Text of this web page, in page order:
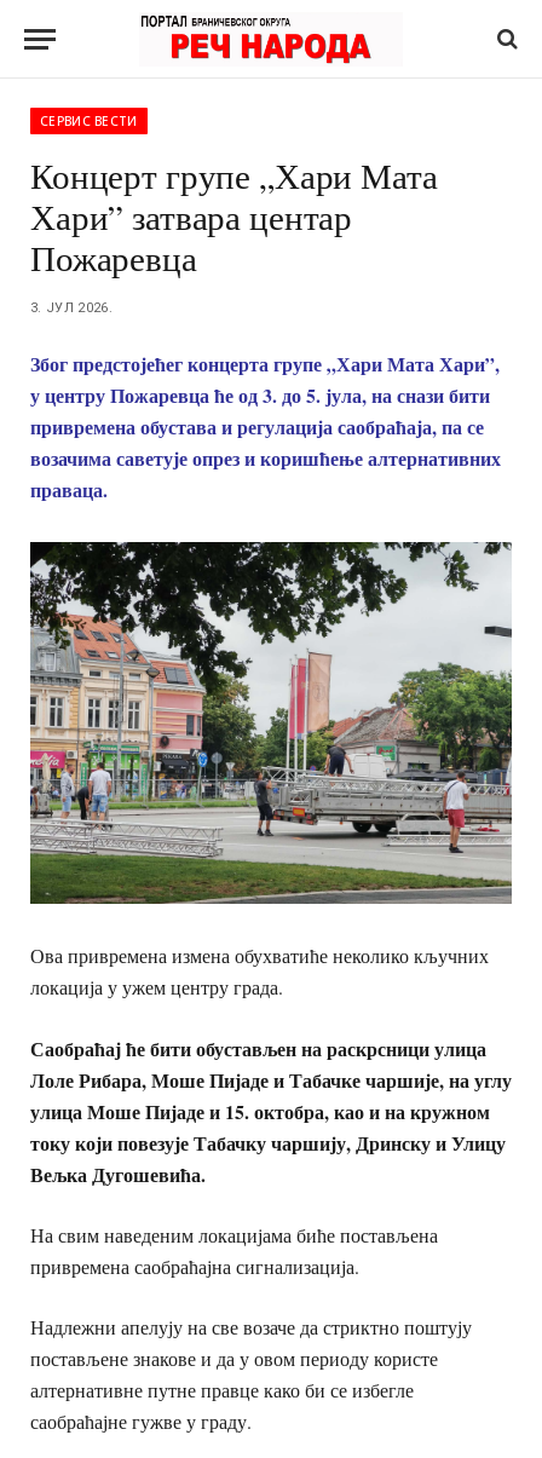
СЕРВИС ВЕСТИ
Концерт групе „Хари Мата
Хари” затвара центар
Пожаревца
3. ЈУЛ 2026.
Због предстојећег концерта групе „Хари Мата Хари”,
у центру Пожаревца ће од 3. до 5. јула, на снази бити
привремена обустава и регулација саобраћаја, па се
возачима саветује опрез и коришћење алтернативних
праваца.
Ова привремена измена обухватиће неколико кључних
локација у ужем центру града.
Саобраћај ће бити обустављен на раскрсници улица
Лоле Рибара, Моше Пијаде и Табачке чаршије, на углу
улица Моше Пијаде и 15. октобра, као и на кружном
току који повезује Табачку чаршију, Дринску и Улицу
Вељка Дугошевића.
На свим наведеним локацијама биће постављена
привремена саобраћајна сигнализација.
Надлежни апелују на све возаче да стриктно поштују
постављене знакове и да у овом периоду користе
алтернативне путне правце како би се избегле
саобраћајне гужве у граду.